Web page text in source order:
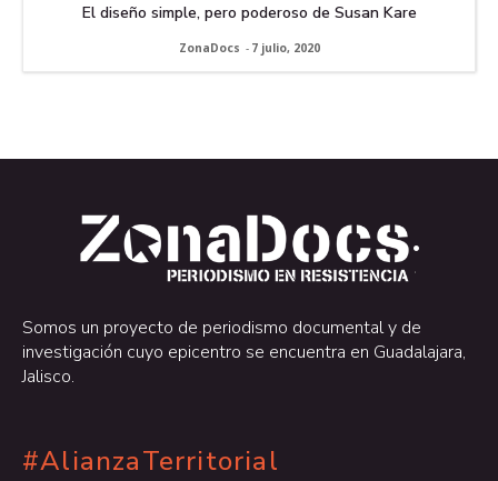
El diseño simple, pero poderoso de Susan Kare
ZonaDocs - 7 julio, 2020
.
.
Somos un proyecto de periodismo documental y de
investigación cuyo epicentro se encuentra en Guadalajara,
Jalisco.
#AlianzaTerritorial